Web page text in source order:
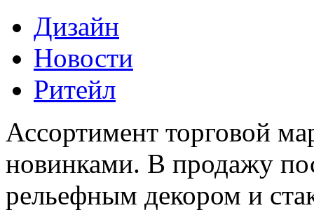
Дизайн
Новости
Ритейл
Ассортимент торговой
новинками. В продажу
рельефным декором и